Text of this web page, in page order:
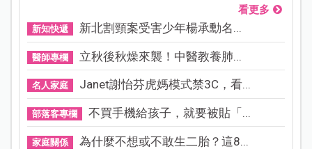
看更多
新知快遞 新北割頸案受害少年楊承勳名...
醫師專欄 立秋後秋燥來襲！中醫教養肺...
名人家庭 Janet謝怡芬虎媽模式禁3C，看...
部落客專欄 不買手機給孩子，就要被貼「...
家庭關係 為什麼不想或不敢生二胎？這8...